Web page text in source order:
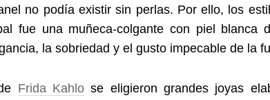
no podía existir sin perlas. Por ello, los
fue una muñeca-colgante con piel blanca
la sobriedad y el gusto impecable de la
Frida Kahlo se eligieron grandes joyas